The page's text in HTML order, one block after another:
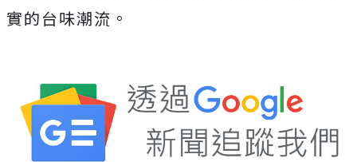
實的台味潮流。